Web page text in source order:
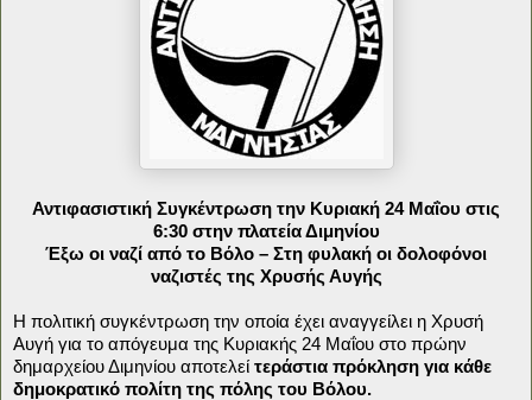
Αντιφασιστική Συγκέντρωση την Κυριακή 24 Μαΐου στις
6:30 στην πλατεία Διμηνίου
Έξω οι ναζί από το Βόλο – Στη φυλακή οι δολοφόνοι
ναζιστές της Χρυσής Αυγής
Η πολιτική συγκέντρωση την οποία έχει αναγγείλει η Χρυσή
Αυγή για το απόγευμα της Κυριακής 24 Μαΐου στο πρώην
δημαρχείου Διμηνίου αποτελεί τεράστια πρόκληση για κάθε
δημοκρατικό πολίτη της πόλης του Βόλου.